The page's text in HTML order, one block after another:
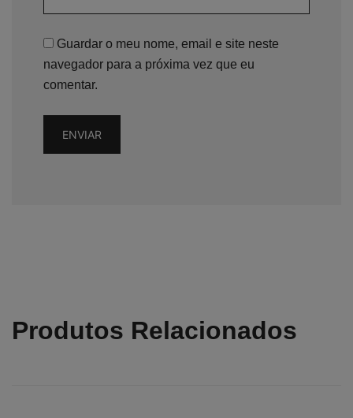
Guardar o meu nome, email e site neste
navegador para a próxima vez que eu
comentar.
Produtos Relacionados